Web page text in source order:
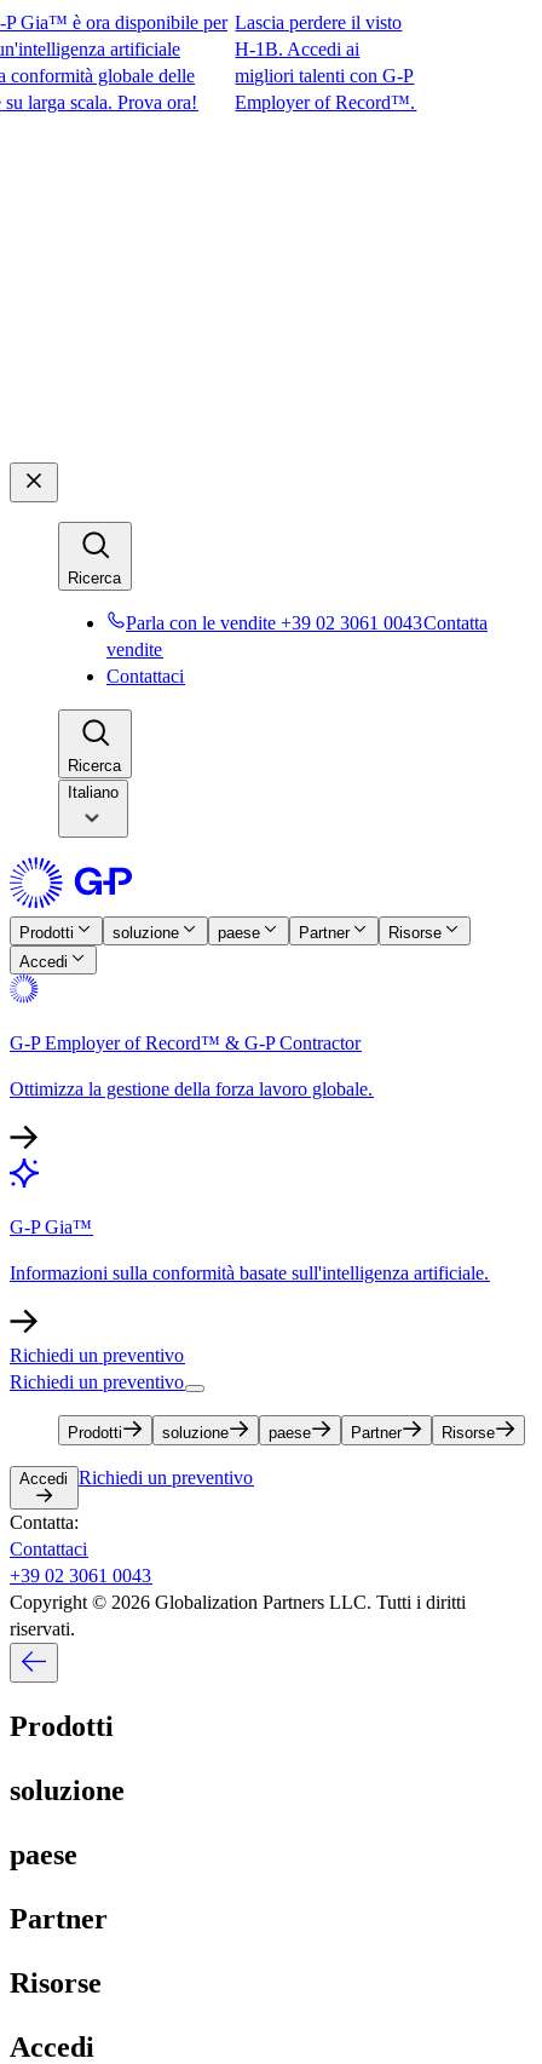
è ora disponibile per
artificiale
globale delle
scala. Prova ora!​​
Lascia perdere il visto
H-1B. Accedi ai
migliori talenti con G-P
Employer of Record™.​​
Ricerca​​
Parla con le vendite +39 02 3061 0043​​Contatta
vendite​​
Contattaci​​
Ricerca​​
Italiano
Prodotti​​ soluzione​​ paese​​ Partner​​
Risorse​​
Accedi​​
G-P Employer of Record™ & G-P Contractor​​
Ottimizza la gestione della forza lavoro globale.​​
G-P Gia™​​
Informazioni sulla conformità basate sull'intelligenza artificiale.​​
Richiedi un preventivo​​
Richiedi un preventivo​​
Prodotti​​ soluzione​​ paese​​ Partner​​ Risorse​​
Accedi​​ Richiedi un preventivo​​
Contatta:​​
Contattaci​​
+39 02 3061 0043​​
Copyright © 2026 Globalization Partners LLC. Tutti i diritti
riservati.​​
Prodotti​​
soluzione​​
paese​​
Partner​​
Risorse​​
Accedi​​